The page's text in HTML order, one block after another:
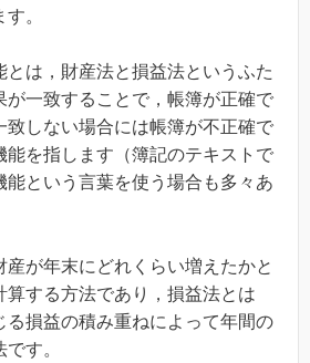
。
とは，財産法と損益法というふた
が一致することで，帳簿が正確で
致しない場合には帳簿が不正確で
能を指します（簿記のテキストで
能という言葉を使う場合も多々あ
産が年末にどれくらい増えたかと
算する方法であり，損益法とは
る損益の積み重ねによって年間の
す。